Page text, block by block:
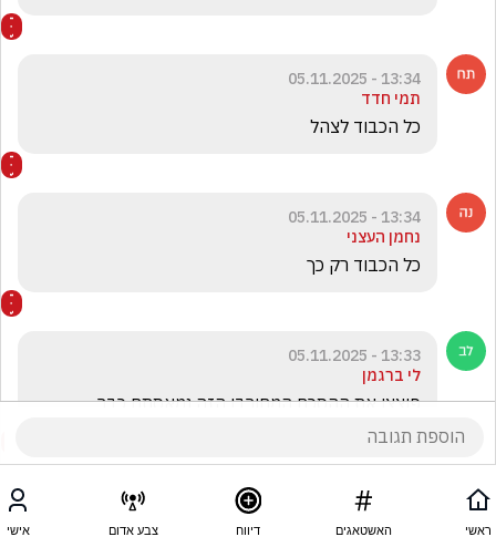
13:34 - 05.11.2025
תמי חדד
כל הכבוד לצהל
13:34 - 05.11.2025
נחמן העצני
כל הכבוד רק כך
13:33 - 05.11.2025
לי ברגמן
פוצצו את ההסכם המחורבן הזה נמאסתם כבר
ראשי האשטאגים דיווח צבע אדום אישי